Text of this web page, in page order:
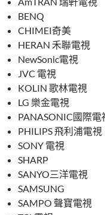
BENQ
CHIMEI奇美
HERAN 禾聯電視
NewSonic電視
JVC 電視
KOLIN 歌林電視
LG 樂金電視
PANASONIC國際電
PHILIPS 飛利浦電視
SONY 電視
SHARP
SANYO三洋電視
SAMSUNG
SAMPO 聲寶電視